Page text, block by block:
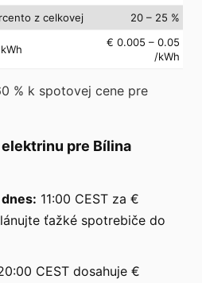
z celkovej 20 – 25 %
€ 0.005 – 0.05
/kWh
% k spotovej cene pre
pre Bílina
11:00 CEST za €
ťažké spotrebiče do
CEST dosahuje €